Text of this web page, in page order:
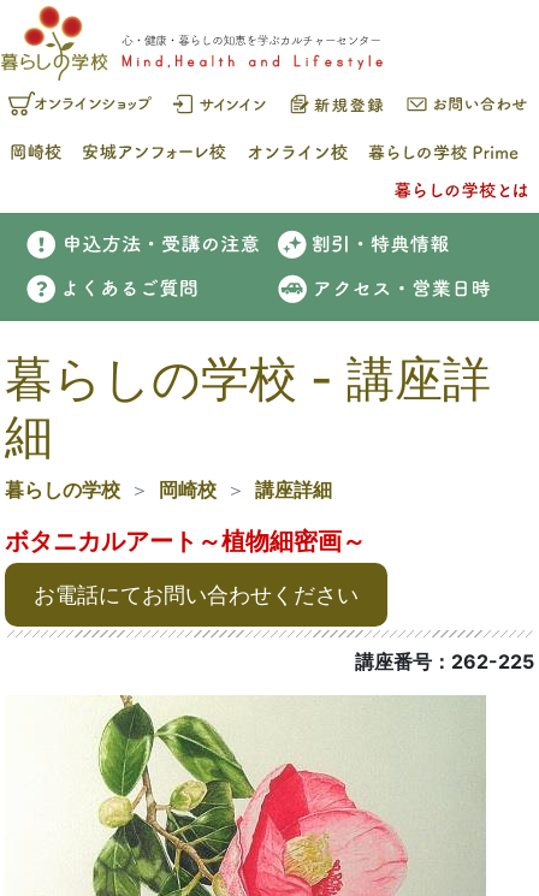
暮らしの学校 - 講座詳
細
暮らしの学校 岡崎校 講座詳細
ボタニカルアート～植物細密画～
お電話にてお問い合わせください
講座番号：262-225